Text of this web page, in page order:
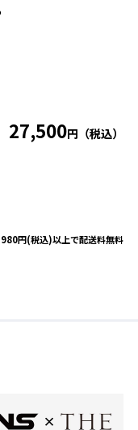
27,500円（税込）
円(税込)以上で配送料無料